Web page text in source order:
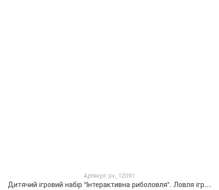
Артикул: pv_12091
Дитячий ігровий набір "Інтерактивна риболовля". Ловля іграшок 2в1 (18 предметів) Басейн, вудки, 6 рибок, колесо, сачок